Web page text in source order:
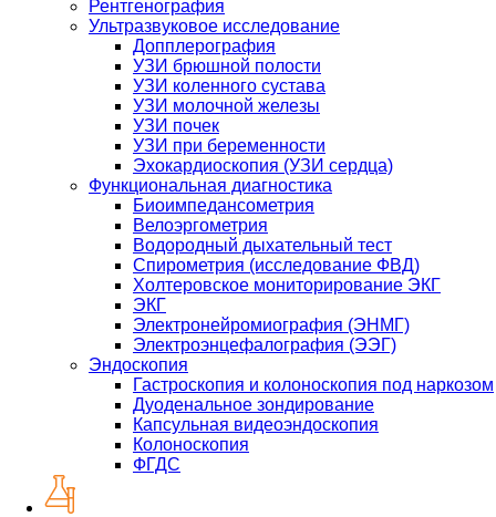
Рентгенография
Ультразвуковое исследование
Допплерография
УЗИ брюшной полости
УЗИ коленного сустава
УЗИ молочной железы
УЗИ почек
УЗИ при беременности
Эхокардиоскопия (УЗИ сердца)
Функциональная диагностика
Биоимпедансометрия
Велоэргометрия
Водородный дыхательный тест
Спирометрия (исследование ФВД)
Холтеровское мониторирование ЭКГ
ЭКГ
Электронейромиография (ЭНМГ)
Электроэнцефалография (ЭЭГ)
Эндоскопия
Гастроскопия и колоноскопия под наркозом
Дуоденальное зондирование
Капсульная видеоэндоскопия
Колоноскопия
ФГДС